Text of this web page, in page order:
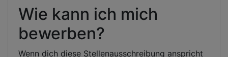
Wie kann ich mich
bewerben?
Wenn dich diese Stellenausschreibung anspricht